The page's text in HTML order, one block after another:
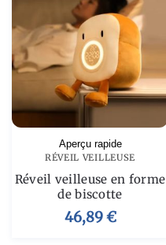
Aperçu rapide
RÉVEIL VEILLEUSE
Réveil veilleuse en forme
de biscotte
46,89€